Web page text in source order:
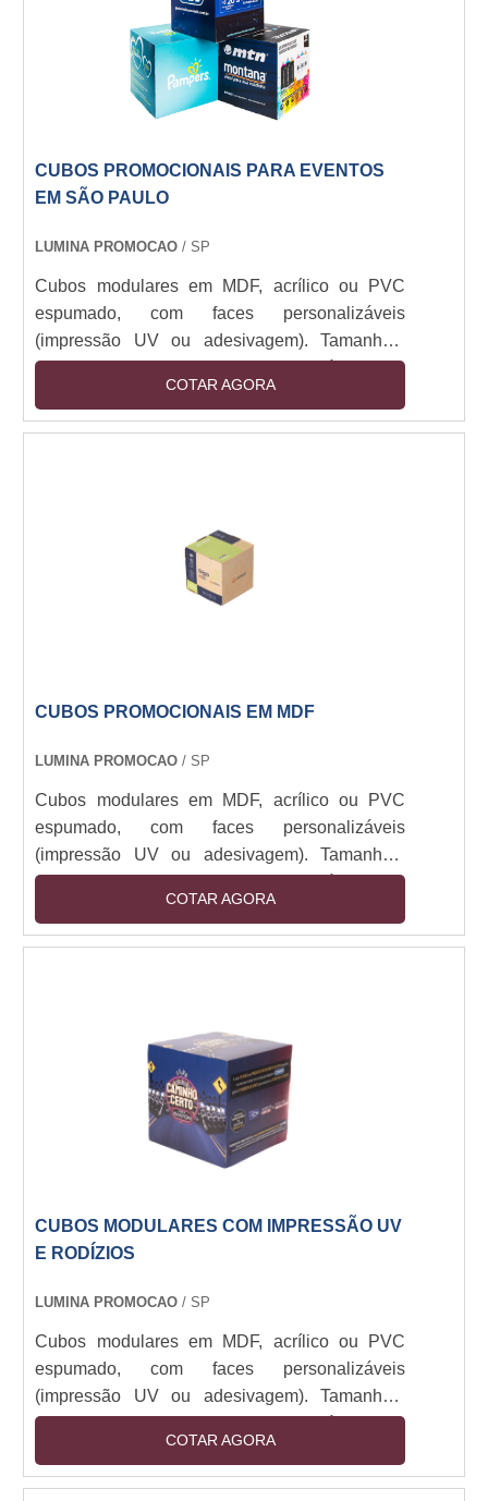
CUBOS PROMOCIONAIS PARA EVENTOS
EM SÃO PAULO
LUMINA PROMOCAO / SP
Cubos modulares em MDF, acrílico ou PVC
espumado, com faces personalizáveis
(impressão UV ou adesivagem). Tamanhos:
30x30cm a 1x1m. Estrutura montável com
encaixe ou imã, opcional com base em aço ou
rodízios. Iluminação LED integrada (12V).
COTAR AGORA
CUBOS PROMOCIONAIS EM MDF
LUMINA PROMOCAO / SP
Cubos modulares em MDF, acrílico ou PVC
espumado, com faces personalizáveis
(impressão UV ou adesivagem). Tamanhos:
30x30cm a 1x1m. Estrutura montável com
encaixe ou imã, opcional com base em aço ou
rodízios. Iluminação LED integrada (12V).
COTAR AGORA
CUBOS MODULARES COM IMPRESSÃO UV
E RODÍZIOS
LUMINA PROMOCAO / SP
Cubos modulares em MDF, acrílico ou PVC
espumado, com faces personalizáveis
(impressão UV ou adesivagem). Tamanhos:
30x30cm a 1x1m. Estrutura montável com
encaixe ou imã, opcional com base em aço ou
rodízios. Iluminação LED integrada (12V).
COTAR AGORA